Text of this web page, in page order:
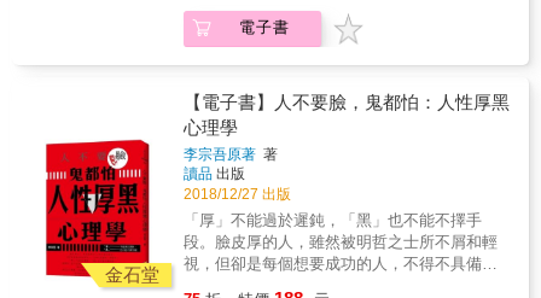
太多，塗抹厚黑保護色，讓自己百毒不侵 &
對方心中的好感度！ & ──想在視訊通話時掌握
主導權►在彼此視線相交時，【先移開視
線】！ 在彼此視線相交時，先移開視線能展現
的節奏。 & ──攻略心儀對象►利用【認知失
調】的機制，請喜歡的人幫忙，他就會對你產
生好感！ 被要求幫忙時，對方會產生「應該要
幫忙，但覺得很麻煩」的矛盾心情，為了修正
矛盾，對方會在心中告訴自己「是因為我喜歡
這個人，所以才會幫忙」，結果對你產生好
感。 & ──想毫不費力地驅使他人為你做事►以
【對你來說太難嗎？】刺激自尊心高的人，促
將人引導至自己想要的方向，隨心所欲操縱人
心。 & 本書介紹的心理學技巧可以應用在「家
透過Line、視訊的人際來往愈來愈普遍。 為了
順應社群平台、遠距通訊和網路交友的盛行，
本書收錄的心理學技巧都可以應用於網路上的
人際交往。 這些以實驗與理論為基礎的技巧，
能幫助你在各種場合掌握主導權，順水推舟地
你期望的方向發展！ & ──想在別人心裡留下好
印象►利用【鏡像效應】增加親近感 自己喝一
口咖啡，對方也跟著喝一口咖啡；自己身體往
前傾說話，對方也跟著往前傾地側耳傾聽⋯⋯
電子書
金石堂
【電子書】人不要臉，鬼都怕：人性厚黑
心理學
李宗吾原著 著
讀品 出版
2018/12/27 出版
「厚」不能過於遲鈍，「黑」也不能不擇手
段。臉皮厚的人，雖然被明哲之士所不屑和輕
視，但卻是每個想要成功的人，不得不具備的